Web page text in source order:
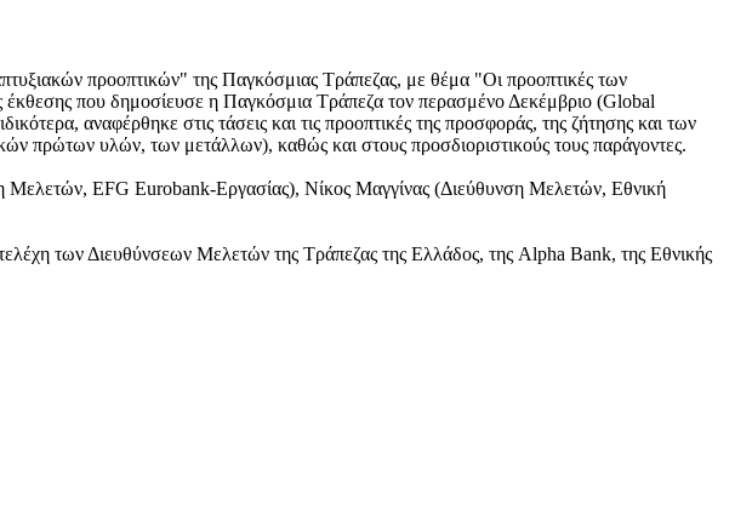
προοπτικών" της Παγκόσμιας Τράπεζας, με θέμα "Οι προοπτικές των
που δημοσίευσε η Παγκόσμια Τράπεζα τον περασμένο Δεκέμβριο (Global
αναφέρθηκε στις τάσεις και τις προοπτικές της προσφοράς, της ζήτησης και των
πρώτων υλών, των μετάλλων), καθώς και στους προσδιοριστικούς τους παράγοντες.
Μελετών, EFG Eurobank-Εργασίας), Νίκος Μαγγίνας (Διεύθυνση Μελετών, Εθνική
των Διευθύνσεων Μελετών της Τράπεζας της Ελλάδος, της Alpha Bank, της Εθνικής